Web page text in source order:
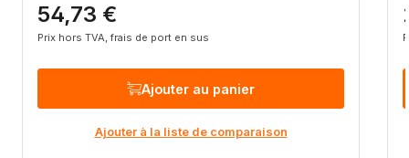
Prix régulier :
54,73 €
Prix hors TVA, frais de port en sus
Ajouter au panier
Ajouter à la liste de comparaison